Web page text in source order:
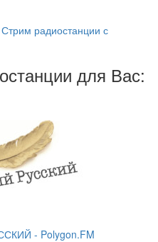
Стрим радиостанции с
для Вас:
- Polygon.FM